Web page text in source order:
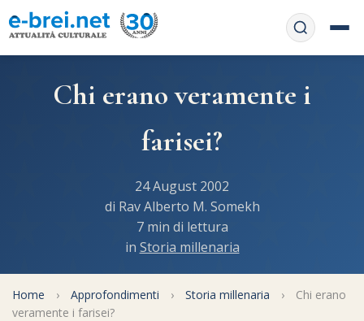
APP web
Informativa Privacy
Libri di preghiera
Regole di Halachà
Pubblicazioni
Orari di Shabbat
Spunti
Chi erano veramente i
farisei?
24 August 2002
di Rav Alberto M. Somekh
7 min di lettura
in Storia millenaria
Home › Approfondimenti › Storia millenaria ›
Chi erano
veramente i farisei?